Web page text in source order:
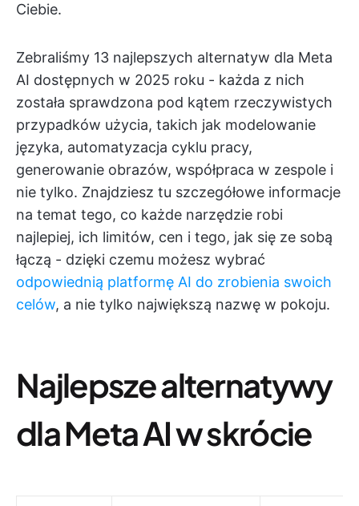
Ciebie.
Zebraliśmy 13 najlepszych alternatyw dla Meta
AI dostępnych w 2025 roku - każda z nich
została sprawdzona pod kątem rzeczywistych
przypadków użycia, takich jak modelowanie
języka, automatyzacja cyklu pracy,
generowanie obrazów, współpraca w zespole i
nie tylko. Znajdziesz tu szczegółowe informacje
na temat tego, co każde narzędzie robi
najlepiej, ich limitów, cen i tego, jak się ze sobą
łączą - dzięki czemu możesz wybrać
odpowiednią platformę AI do zrobienia swoich
celów, a nie tylko największą nazwę w pokoju.
Najlepsze alternatywy
dla Meta AI w skrócie